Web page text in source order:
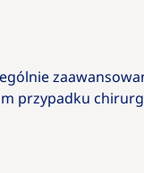
przypadku